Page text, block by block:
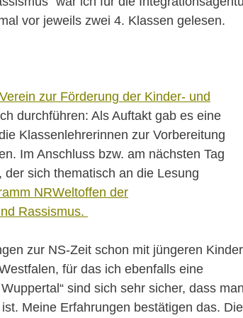
vor jeweils zwei 4. Klassen gelesen.
zur Förderung der Kinder- und
durchführen: Als Auftakt gab es eine
Klassenlehrerinnen zur Vorbereitung
Im Anschluss bzw. am nächsten Tag
sich thematisch an die Lesung
NRWeltoffen der
Rassismus.
zur NS-Zeit schon mit jüngeren
für das ich ebenfalls eine
sind sich sehr sicher, dass man
Meine Erfahrungen bestätigen das. Die